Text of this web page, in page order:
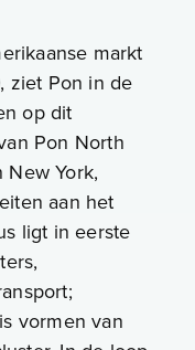
markt
ziet Pon in de
op dit
Pon North
York,
aan het
ligt in eerste
vormen van